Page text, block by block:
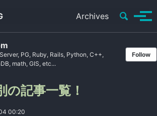
Archives Toggle
PG, Ruby, Rails, Python, C++,
math, GIS, etc...
Follow
記事一覧！
00:20